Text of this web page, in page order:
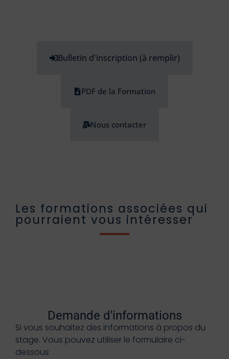
Bulletin d'inscription (à remplir)
PDF de la Formation
Nous contacter
Les formations associées qui
pourraient vous intéresser
Demande d'informations
Si vous souhaitez des informations à propos du
stage. Vous pouvez utiliser le formulaire ci-
dessous